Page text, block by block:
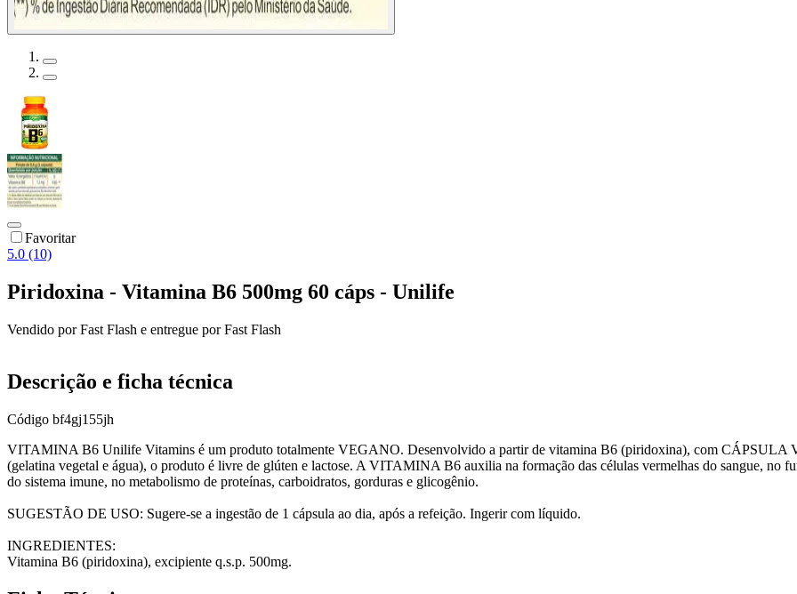
Favoritar
5.0 (10)
Piridoxina - Vitamina B6 500mg 60 cáps - Unilife
Vendido porFast Flash e entregue por Fast Flash
Descrição e ficha técnica
Código bf4gj155jh
VITAMINA B6 Unilife Vitamins é um produto totalmente VEGANO. Desenvolvido a partir de vitamina B6 (piridoxina), com CÁPSULA
(gelatina vegetal e água), o produto é livre de glúten e lactose. A VITAMINA B6 auxilia na formação das células vermelhas do sangue, no
do sistema imune, no metabolismo de proteínas, carboidratos, gorduras e glicogênio.
SUGESTÃO DE USO: Sugere-se a ingestão de 1 cápsula ao dia, após a refeição. Ingerir com líquido.
INGREDIENTES:
Vitamina B6 (piridoxina), excipiente q.s.p. 500mg.